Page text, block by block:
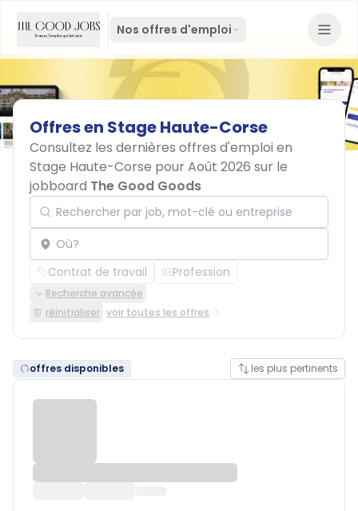
Nos offres d'emploi
Offresen StageHaute-Corse
Consultez les dernières offres d'emploi en
Stage Haute-Corse pour Août 2026 sur le
jobboard The Good Goods
Rechercher par job, mot-clé ou entreprise
Localisation
Contrat de travail Profession
Recherche avancée
réinitialiser voir toutes les offres
offres disponibles les plus pertinents